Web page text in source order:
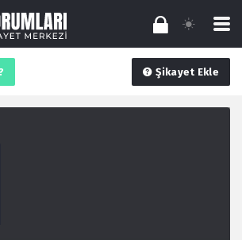
Şikayet Ekle